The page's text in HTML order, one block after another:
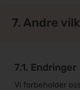
7. Andre
7.1. Endringer
Vi forbeholder